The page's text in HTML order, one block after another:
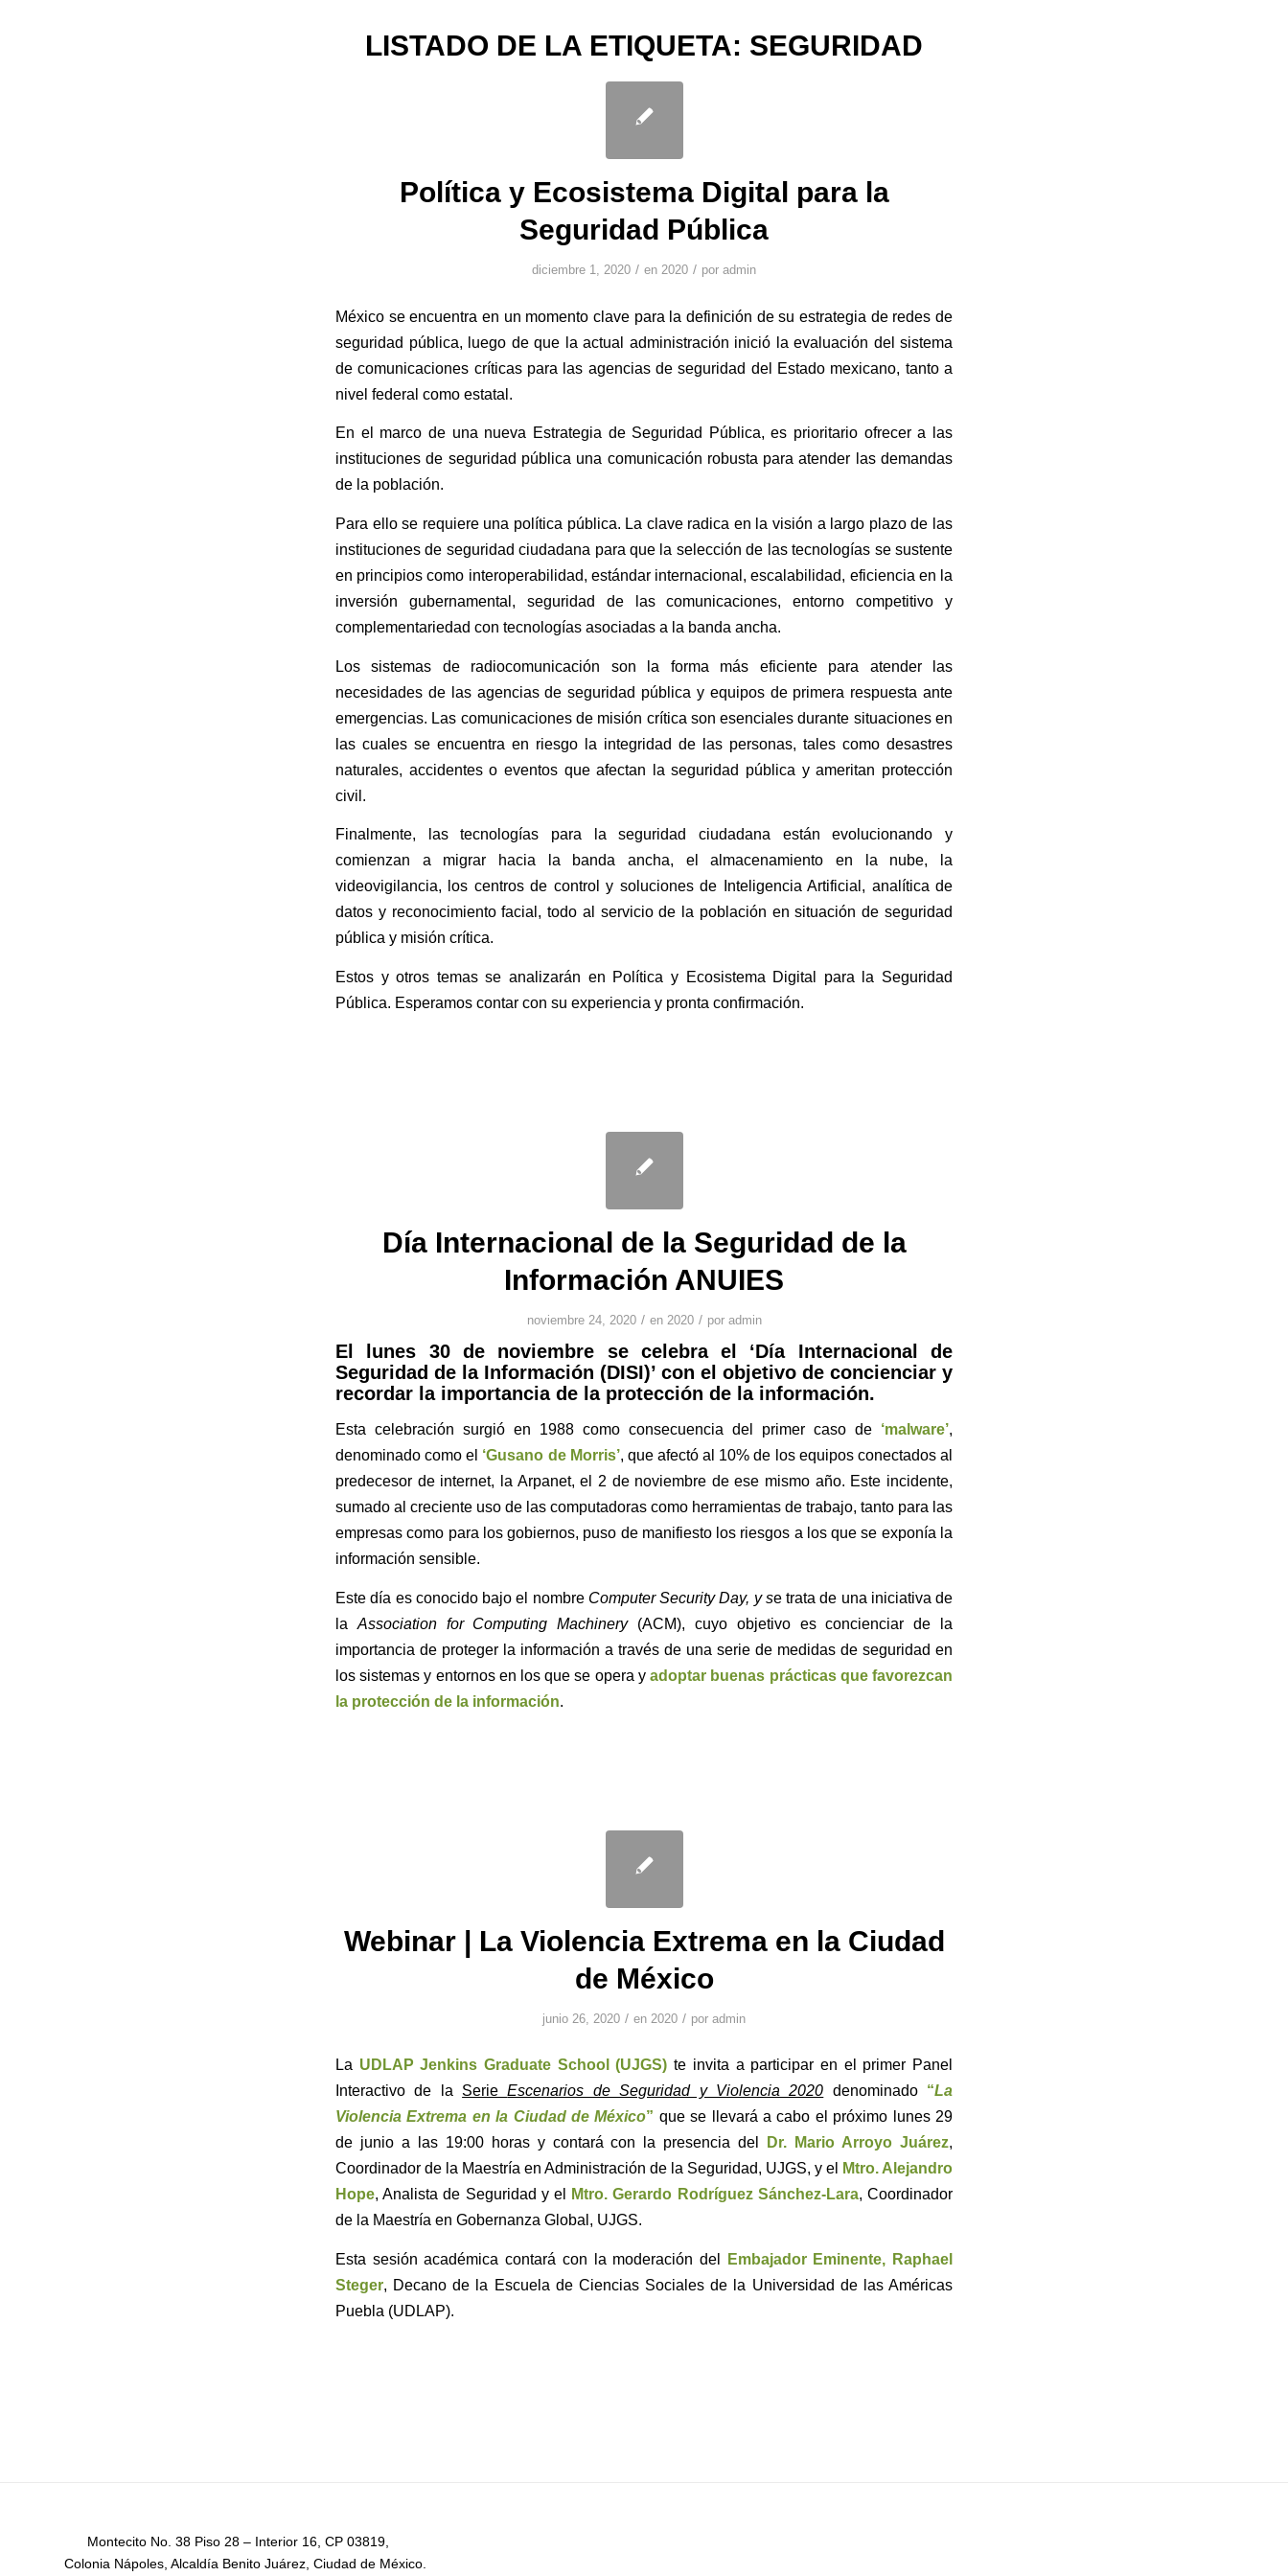
LISTADO DE LA ETIQUETA: SEGURIDAD
Política y Ecosistema Digital para la
Seguridad Pública
diciembre 1, 2020 / en 2020 / por admin
México se encuentra en un momento clave para la definición de su estrategia de redes de
seguridad pública, luego de que la actual administración inició la evaluación del sistema
de comunicaciones críticas para las agencias de seguridad del Estado mexicano, tanto a
nivel federal como estatal.
En el marco de una nueva Estrategia de Seguridad Pública, es prioritario ofrecer a las
instituciones de seguridad pública una comunicación robusta para atender las demandas
de la población.
Para ello se requiere una política pública. La clave radica en la visión a largo plazo de las
instituciones de seguridad ciudadana para que la selección de las tecnologías se sustente
en principios como interoperabilidad, estándar internacional, escalabilidad, eficiencia en la
inversión gubernamental, seguridad de las comunicaciones, entorno competitivo y
complementariedad con tecnologías asociadas a la banda ancha.
Los sistemas de radiocomunicación son la forma más eficiente para atender las
necesidades de las agencias de seguridad pública y equipos de primera respuesta ante
emergencias. Las comunicaciones de misión crítica son esenciales durante situaciones en
las cuales se encuentra en riesgo la integridad de las personas, tales como desastres
naturales, accidentes o eventos que afectan la seguridad pública y ameritan protección
civil.
Finalmente, las tecnologías para la seguridad ciudadana están evolucionando y
comienzan a migrar hacia la banda ancha, el almacenamiento en la nube, la
videovigilancia, los centros de control y soluciones de Inteligencia Artificial, analítica de
datos y reconocimiento facial, todo al servicio de la población en situación de seguridad
pública y misión crítica.
Estos y otros temas se analizarán en Política y Ecosistema Digital para la Seguridad
Pública. Esperamos contar con su experiencia y pronta confirmación.
Día Internacional de la Seguridad de la
Información ANUIES
noviembre 24, 2020 / en 2020 / por admin
El lunes 30 de noviembre se celebra el ‘Día Internacional de
Seguridad de la Información (DISI)’ con el objetivo de concienciar y
recordar la importancia de la protección de la información.
Esta celebración surgió en 1988 como consecuencia del primer caso de ‘malware’,
denominado como el ‘Gusano de Morris’, que afectó al 10% de los equipos conectados al
predecesor de internet, la Arpanet, el 2 de noviembre de ese mismo año. Este incidente,
sumado al creciente uso de las computadoras como herramientas de trabajo, tanto para las
empresas como para los gobiernos, puso de manifiesto los riesgos a los que se exponía la
información sensible.
Este día es conocido bajo el nombre Computer Security Day, y se trata de una iniciativa de
la Association for Computing Machinery(ACM), cuyo objetivo es concienciar de la
importancia de proteger la información a través de una serie de medidas de seguridad en
los sistemas y entornos en los que se opera yadoptar buenas prácticas que favorezcan
la protección de la información.
Webinar | La Violencia Extrema en la Ciudad
de México
junio 26, 2020 / en 2020 / por admin
La UDLAP Jenkins Graduate School (UJGS) te invita a participar en el primer Panel
Interactivo de la SerieEscenarios de Seguridad y Violencia 2020 denominado “La
Violencia Extrema en la Ciudad de México” que se llevará a cabo el próximo lunes 29
de junio a las 19:00 horas y contará con la presencia del
Dr. Mario Arroyo Juárez,
Coordinador de la Maestría en Administración de la Seguridad, UJGS, y el
Mtro. Alejandro
Hope, Analista de Seguridad y el Mtro. Gerardo Rodríguez Sánchez-Lara, Coordinador
de la Maestría en Gobernanza Global, UJGS.
Esta sesión académica contará con la moderación del Embajador Eminente, Raphael
Steger, Decano de la Escuela de Ciencias Sociales de la Universidad de las Américas
Puebla (UDLAP).
Montecito No. 38 Piso 28 – Interior 16, CP 03819,
Colonia Nápoles, Alcaldía Benito Juárez, Ciudad de México.